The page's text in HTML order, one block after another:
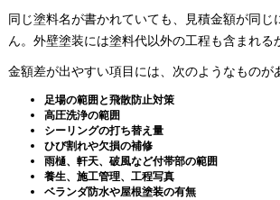
同じ塗料名が書かれていても、見積金額が同じ
ん。外壁塗装には塗料代以外の工程も含まれる
金額差が出やすい項目には、次のようなものが
足場の範囲と飛散防止対策
高圧洗浄の範囲
シーリングの打ち替え量
ひび割れや欠損の補修
雨樋、軒天、破風など付帯部の範囲
養生、施工管理、工程写真
ベランダ防水や屋根塗装の有無